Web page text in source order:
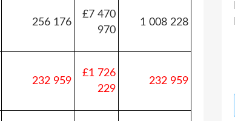
256 176
£7 470
970
1 008 228
232 959
£1 726
229
232 959